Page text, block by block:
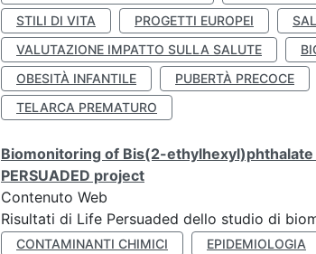
STILI DI VITA
PROGETTI EUROPEI
VALUTAZIONE IMPATTO SULLA SALUTE
OBESITÀ INFANTILE
PUBERTÀ PRECOCE
TELARCA PREMATURO
Biomonitoring of Bis(2-ethylhexyl)phthalate
PERSUADED project
Contenuto Web
Risultati di Life Persuaded dello studio di
CONTAMINANTI CHIMICI EPIDEMIOLOGIA